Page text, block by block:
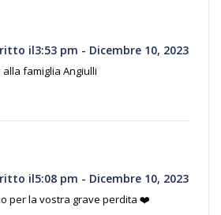
il3:53 pm - Dicembre 10, 2023
famiglia Angiulli
il5:08 pm - Dicembre 10, 2023
per la vostra grave perdita ❤️